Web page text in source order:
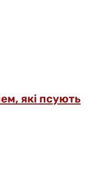
які псують